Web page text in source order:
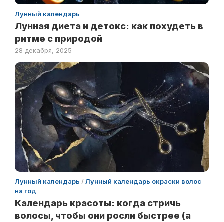
Лунный календарь
Лунная диета и детокс: как похудеть в
ритме с природой
28 декабря, 2025
Лунный календарь /Лунный календарь окраски волос
на год
Календарь красоты: когда стричь
волосы, чтобы они росли быстрее (а